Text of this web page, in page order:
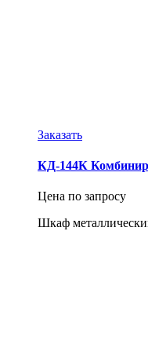
Заказать
КД-144К
Цена по запросу
Шкаф